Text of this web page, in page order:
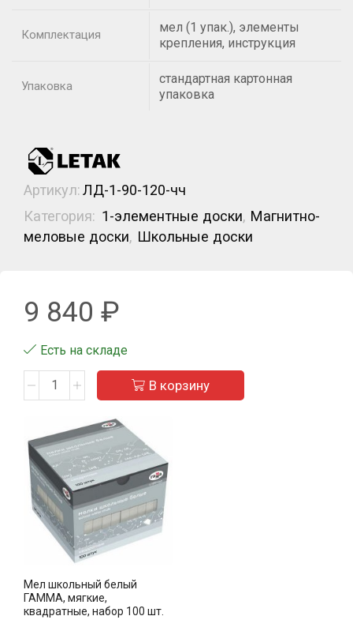
Комплектация
мел (1 упак.), элементы
крепления, инструкция
Упаковка
стандартная картонная
упаковка
Артикул:ЛД-1-90-120-чч
Категория: 1-элементные доски, Магнитно-
меловые доски, Школьные доски
9 840 ₽
Есть на складе
В корзину
Мел школьный белый
ГАММА, мягкие,
квадратные, набор 100 шт.